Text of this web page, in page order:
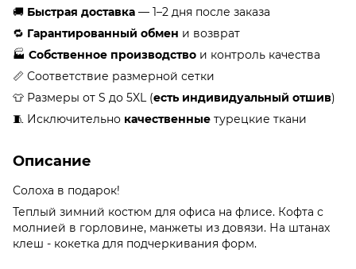
🚚 Быстрая доставка — 1–2 дня после заказа
🔁 Гарантированный обмен и возврат
🏭 Собственное производство и контроль качества
📏 Соответствие размерной сетки
👕 Размеры от S до 5XL (есть индивидуальный отшив)
🧵 Исключительно качественные турецкие ткани
Описание
Солоха в подарок!
Теплый зимний костюм для офиса на флисе. Кофта с
молнией в горловине, манжеты из довязи. На штанах
клеш - кокетка для подчеркивания форм.